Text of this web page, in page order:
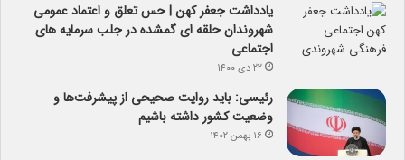
یادداشت جعفر کهن | حس تعلق و اعتماد عمومی
شهروندان حلقه ای گمشده در جلب سرمایه های
اجتماعی
۲۲ دی ۱۴۰۰
رئیسی: باید روایت صحیحی از پیشرفت‌ها و
وضعیت کشور داشته باشیم
۱۶ بهمن ۱۴۰۲